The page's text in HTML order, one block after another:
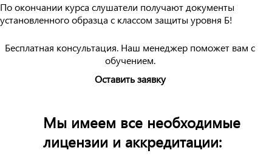
По окончании курса слушатели получают документы
установленного образца с классом защиты уровня Б!
Бесплатная консультация. Наш менеджер поможет вам с
обучением.
Оставить заявку
Мы имеем все необходимые
лицензии и аккредитации: